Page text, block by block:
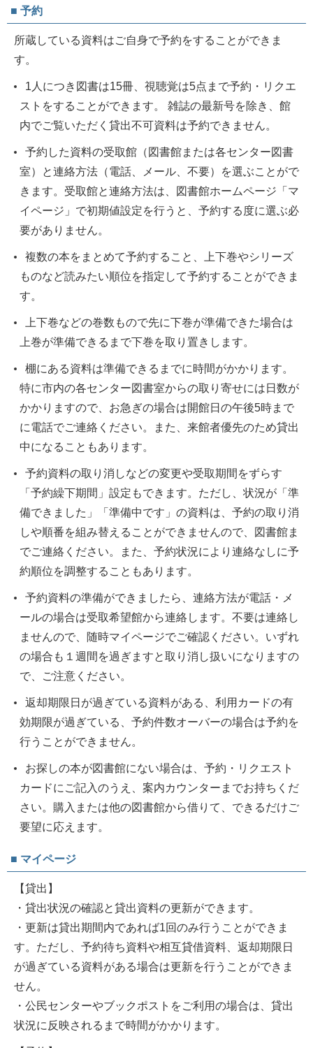
■ 予約
所蔵している資料はご自身で予約をすることができま
す。
1人につき図書は15冊、視聴覚は5点まで予約・リクエ
ストをすることができます。 雑誌の最新号を除き、館
内でご覧いただく貸出不可資料は予約できません。
予約した資料の受取館（図書館または各センター図書
室）と連絡方法（電話、メール、不要）を選ぶことがで
きます。受取館と連絡方法は、図書館ホームページ「マ
イページ」で初期値設定を行うと、予約する度に選ぶ必
要がありません。
複数の本をまとめて予約すること、上下巻やシリーズ
ものなど読みたい順位を指定して予約することができま
す。
上下巻などの巻数もので先に下巻が準備できた場合は
上巻が準備できるまで下巻を取り置きします。
棚にある資料は準備できるまでに時間がかかります。
特に市内の各センター図書室からの取り寄せには日数が
かかりますので、お急ぎの場合は開館日の午後5時まで
に電話でご連絡ください。また、来館者優先のため貸出
中になることもあります。
予約資料の取り消しなどの変更や受取期間をずらす
「予約繰下期間」設定もできます。ただし、状況が「準
備できました」「準備中です」の資料は、予約の取り消
しや順番を組み替えることができませんので、図書館ま
でご連絡ください。また、予約状況により連絡なしに予
約順位を調整することもあります。
予約資料の準備ができましたら、連絡方法が電話・メ
ールの場合は受取希望館から連絡します。不要は連絡し
ませんので、随時マイページでご確認ください。いずれ
の場合も１週間を過ぎますと取り消し扱いになりますの
で、ご注意ください。
返却期限日が過ぎている資料がある、利用カードの有
効期限が過ぎている、予約件数オーバーの場合は予約を
行うことができません。
お探しの本が図書館にない場合は、予約・リクエスト
カードにご記入のうえ、案内カウンターまでお持ちくだ
さい。購入または他の図書館から借りて、できるだけご
要望に応えます。
■ マイページ
【貸出】
・貸出状況の確認と貸出資料の更新ができます。
・更新は貸出期間内であれば1回のみ行うことができま
す。ただし、予約待ち資料や相互貸借資料、返却期限日
が過ぎている資料がある場合は更新を行うことができま
せん。
・公民センターやブックポストをご利用の場合は、貸出
状況に反映されるまで時間がかかります。